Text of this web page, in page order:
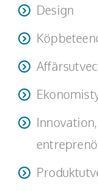
Design